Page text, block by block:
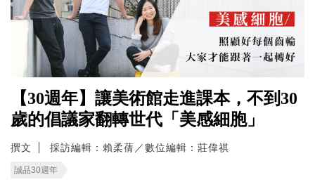
【30週年】讓美術館走進課本，不到30
歲的倡議家翻轉世代「美感細胞」
撰文 採訪編輯：賴柔蒨／數位編輯：莊偉祺
誠品30週年